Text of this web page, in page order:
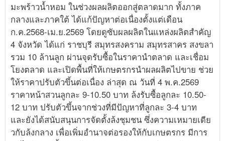
มะพร้าวน้ำหอม ในช่วงผลผลิตออกสู่ตลาดมาก ทั้งภาค
กลางและภาคใต้ ได้แก้ปัญหาต่อเนื่องตั้งแต่เดือน
ก.ค.2568-เม.ย.2569 โดยดูซับผลผลิตในแหล่งผลิตสำคัญ
4 จังหวัด ได้แก่ ราชบุรี สมุทรสงคราม สมุทรสาคร สงขลา
รวม 10 ล้านลูก ผ่านจุดรับซื้อในราคานำตลาด และเชื่อม
โยงตลาด และเปิดพื้นที่ให้เกษตรกรนำผลผลิตไปขาย ช่วย
ให้ราคาปรับตัวขึ้นต่อเนื่อง ล่าสุด ณ วันที่ 4 พ.ค.2569
ราคาหน้าสวนลูกละ 9-10.50 บาท ล้งรับซื้อลูกละ 10.50-
12 บาท ปรับตัวขึ้นจากช่วงที่มีปัญหาที่ลูกละ 3-4 บาท
และยังได้สนับสนุนการจัดตั้งล้งชุมชน ซึ่งความเหมายเดีย
วกับล้งกลาง เพื่อเพิ่มอำนาจต่อรองให้กับเกษตรกร มีการ